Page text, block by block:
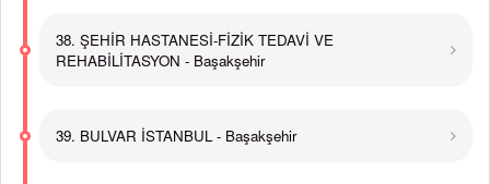
38. ŞEHİR HASTANESİ-FİZİK TEDAVİ VE
REHABİLİTASYON - Başakşehir
39. BULVAR İSTANBUL - Başakşehir